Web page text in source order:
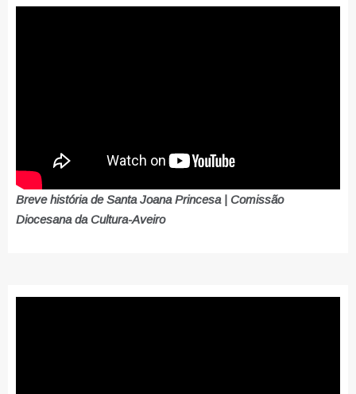
Breve história de Santa Joana Princesa | Comissão
Diocesana da Cultura-Aveiro